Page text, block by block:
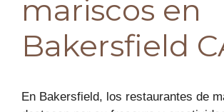
mariscos en
Bakersfield
En Bakersfield, los restaurantes de